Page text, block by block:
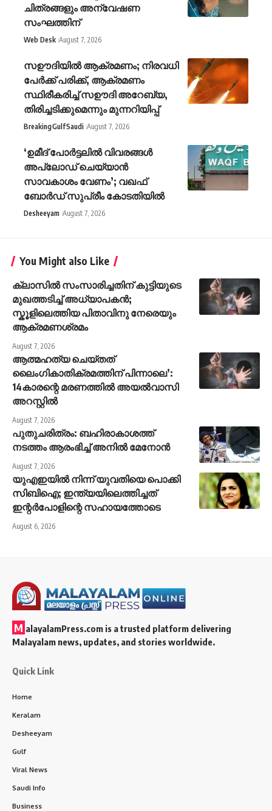
ചിത്രങ്ങളും അന്വേഷണ
സംഘത്തിന്
Web Desk August 7, 2026
സഊദിയിൽ ആക്രമണം; നിരവധി
പേർക്ക് പരിക്ക്, ആക്രമണം
സ്ഥിരീകരിച്ച് സഊദി അറേബ്യ,
തിരിച്ചടിക്കുമെന്നും മുന്നറിയിപ്പ്
BreakingGulfSaudi August 7, 2026
‘ഉമീദ് പോർട്ടലിൽ വിവരങ്ങൾ
അപ്‌ലോഡ് ചെയ്യാൻ
സാവകാശം വേണം’; വഖഫ്
ബോർഡ് സുപ്രീം കോടതിയിൽ
Desheeyam August 7, 2026
You Might also Like
ക്ലാസിൽ സംസാരിച്ചതിന് കുട്ടിയുടെ
മുഖത്തടിച്ച് അധ്യാപകൻ;
സ്കൂളിലെത്തിയ പിതാവിനു നേരെയും
ആക്രമണശ്രമം
August 7, 2026
ആത്മഹത്യ ചെയ്തത്
ലൈംഗികാതിക്രമത്തിന് പിന്നാലെ’:
14കാരന്റെ മരണത്തിൽ അയൽവാസി
അറസ്റ്റിൽ
August 7, 2026
പുതുചരിത്രം: ബഹിരാകാശത്ത്
നടത്തം ആരംഭിച്ച് അനില്‍ മേനോന്‍
August 7, 2026
യുഎഇയിൽ നിന്ന് യുവതിയെ പൊക്കി
സിബിഐ; ഇന്ത്യയിലെത്തിച്ചത്
ഇന്റർപോളിന്റെ സഹായത്തോടെ
August 6, 2026
M alayalamPress.com is a trusted platform delivering
Malayalam news, updates, and stories worldwide.
Quick Link
Home
Keralam
Desheeyam
Gulf
Viral News
Saudi Info
Business